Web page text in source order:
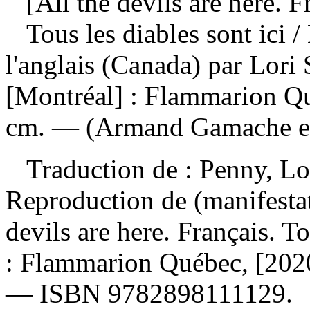
Tous les diables sont ici /
l'anglais (Canada) par
[Montréal] : Flammarion
cm. — (Armand Gamache
Traduction de : Penny,
Reproduction de
devils are here. Français.
: Flammarion Québec,
— ISBN 9782898111129.